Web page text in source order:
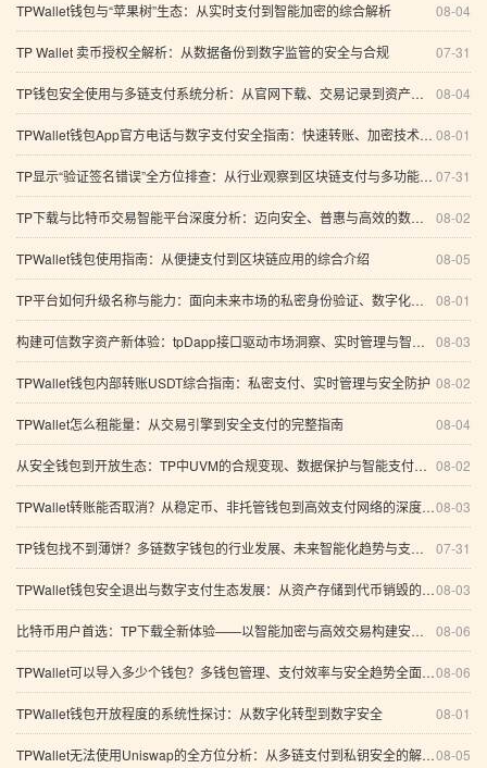
08-04
TPWallet钱包与“苹果树”生态：从实时支付到智能加密的综合解析
07-31
TP Wallet 卖币授权全解析：从数据备份到数字监管的安全与合规
08-04
TP钱包安全使用与多链支付系统分析：从官网下载、交易记录到资产保护
08-01
TPWallet钱包App官方电话与数字支付安全指南：快速转账、加密技术及未来发展趋势
07-31
TP显示“验证签名错误”全方位排查：从行业观察到区块链支付与多功能数字钱包的系统性解析
08-02
TP下载与比特币交易智能平台深度分析：迈向安全、普惠与高效的数字资产未来
08-05
TPWallet钱包使用指南：从便捷支付到区块链应用的综合介绍
08-01
TP平台如何升级名称与能力：面向未来市场的私密身份验证、数字化金融生态与区块链支付安全标准全解析
08-03
构建可信数字资产新体验：tpDapp接口驱动市场洞察、实时管理与智能投研
08-02
TPWallet钱包内部转账USDT综合指南：私密支付、实时管理与安全防护
08-04
TPWallet怎么租能量：从交易引擎到安全支付的完整指南
08-02
从安全钱包到开放生态：TP中UVM的合规变现、数据保护与智能支付新路径
08-03
TPWallet转账能否取消？从稳定币、非托管钱包到高效支付网络的深度解析
07-31
TP钱包找不到薄饼？多链数字钱包的行业发展、未来智能化趋势与支付方案全解析
08-03
TPWallet钱包安全退出与数字支付生态发展：从资产存储到代币销毁的系统分析
08-06
比特币用户首选：TP下载全新体验——以智能加密与高效交易构建安全数字资产管理体系
08-06
TPWallet可以导入多少个钱包？多钱包管理、支付效率与安全趋势全面解析
08-01
TPWallet钱包开放程度的系统性探讨：从数字化转型到数字安全
08-05
TPWallet无法使用Uniswap的全方位分析：从多链支付到私钥安全的解决方案